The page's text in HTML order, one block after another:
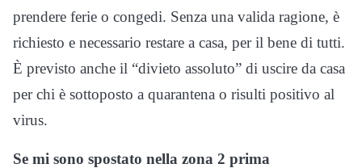
prendere ferie o congedi. Senza una valida ragione, è
richiesto e necessario restare a casa, per il bene di tutti.
È previsto anche il “divieto assoluto” di uscire da casa
per chi è sottoposto a quarantena o risulti positivo al
virus.
Se mi sono spostato nella zona 2 prima